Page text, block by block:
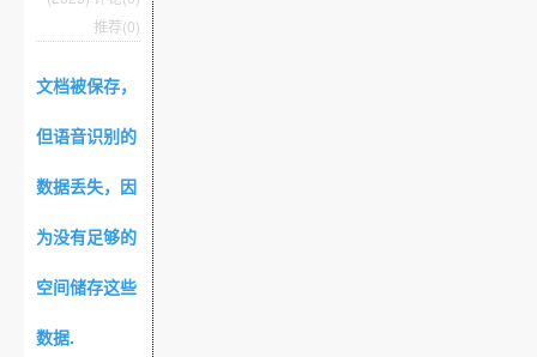
推荐(0)
文档被保存，
但语音识别的
数据丢失，因
为没有足够的
空间储存这些
数据.